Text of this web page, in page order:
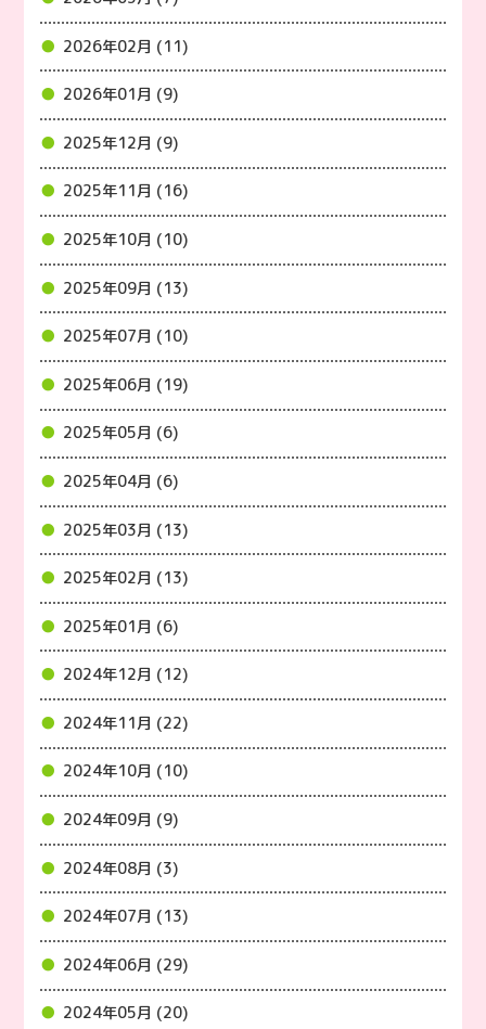
2026年02月 (11)
2026年01月 (9)
2025年12月 (9)
2025年11月 (16)
2025年10月 (10)
2025年09月 (13)
2025年07月 (10)
2025年06月 (19)
2025年05月 (6)
2025年04月 (6)
2025年03月 (13)
2025年02月 (13)
2025年01月 (6)
2024年12月 (12)
2024年11月 (22)
2024年10月 (10)
2024年09月 (9)
2024年08月 (3)
2024年07月 (13)
2024年06月 (29)
2024年05月 (20)